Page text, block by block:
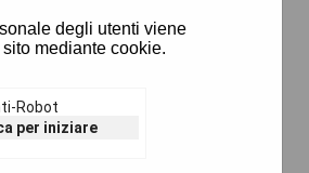
grafica
solo testo[T]
in alto contrasto e solo
della pagina
degli utenti viene
mediante cookie.
Robot
per iniziare